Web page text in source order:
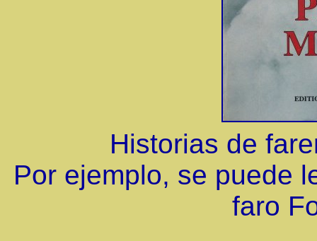
Historias de
Por ejemplo, se puede
faro